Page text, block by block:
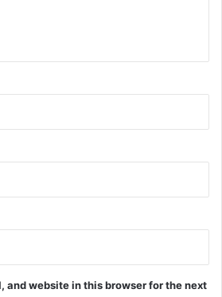
and website in this browser for the next